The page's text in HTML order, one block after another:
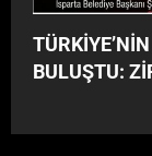
BULUŞTU: